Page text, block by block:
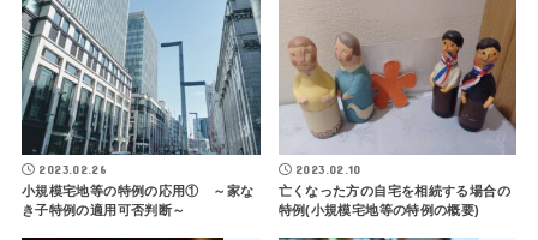
2023.02.26
小規模宅地等の特例の応用① ～家な
き子特例の適用可否判断～
2023.02.10
亡くなった方の自宅を相続する場合の
特例(小規模宅地等の特例の概要)